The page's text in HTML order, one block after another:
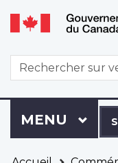
WxT
Search
form
connecter
à
Menu
MENU